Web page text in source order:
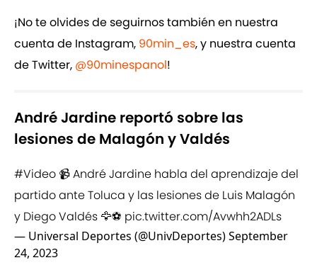
¡No te olvides de seguirnos también en nuestra
cuenta de Instagram, 90min_es, y nuestra cuenta
de Twitter, @90minespanol!
André Jardine reportó sobre las
lesiones de Malagón y Valdés
#Video 📹 André Jardine habla del aprendizaje del
partido ante Toluca y las lesiones de Luis Malagón
y Diego Valdés 🦅⚽ pic.twitter.com/Avwhh2ADLs
— Universal Deportes (@UnivDeportes)September
24, 2023